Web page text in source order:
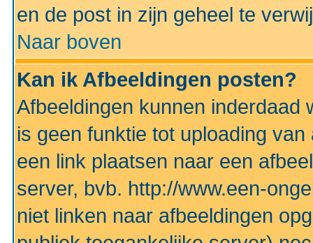
en de post in zijn geheel te
Naar boven
Kan ik Afbeeldingen posten?
Afbeeldingen kunnen inderdaad
is geen funktie tot uploading
een link plaatsen naar een
server, bvb. http://www.een-
niet linken naar afbeeldingen